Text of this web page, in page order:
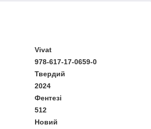
Vivat
978-617-17-0659-0
Твердий
2024
Фентезі
512
Новий